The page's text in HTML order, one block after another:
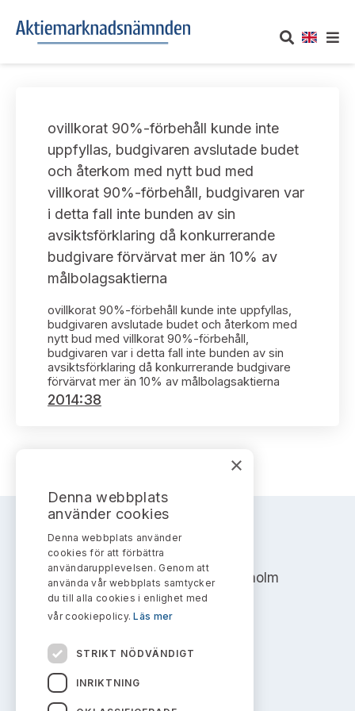
Om oss
Vårt uppdrag
Informationsgivning
Arbetssätt och jävsfrågor
Arbetsordning
Ledamöter
Publikationer och anföranden
UTTALANDEN
Om nämndens uttalanden
Framställningar och konsultation
Uttalanden sorterade efter publiceringsdatum
Samtliga uttalanden sorterade årsvis
Uttalanden sorterade ämnesvis
Sök uttalanden
TAKEOVER-REGLER
Takeover-regler för reglerade marknader och vissa
handelsplattformar
AKTUELLT
Nyheter och pressmeddelanden
Prenumerera
Bildarkiv
KONTAKT
Kontakt angående ansökningar och uttalanden
Kontakt administrativa ärenden
ovillkorat 90%-förbehåll kunde inte
uppfyllas, budgivaren avslutade budet
och återkom med nytt bud med
villkorat 90%-förbehåll, budgivaren var
i detta fall inte bunden av sin
avsiktsförklaring då konkurrerande
budgivare förvärvat mer än 10% av
målbolagsaktierna
ovillkorat 90%-förbehåll kunde inte uppfyllas,
budgivaren avslutade budet och återkom med
nytt bud med villkorat 90%-förbehåll,
budgivaren var i detta fall inte bunden av sin
avsiktsförklaring då konkurrerande budgivare
förvärvat mer än 10% av målbolagsaktierna
2014:38
AKTIEMARKNADSNÄMNDEN
Address: Box 7354, 103 90 Stockholm
info@aktiemarknadsnamnden.se
Om innehållet
Om webbplatsen
×
Denna webbplats
använder cookies
Denna webbplats använder
cookies för att förbättra
användarupplevelsen. Genom att
använda vår webbplats samtycker
du till alla cookies i enlighet med
vår cookiepolicy.Läs mer
STRIKT NÖDVÄNDIGT
INRIKTNING